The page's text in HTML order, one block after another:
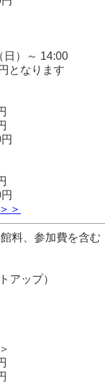
日）～ 14:00
となります
＞
料、参加費を含む
ップ）